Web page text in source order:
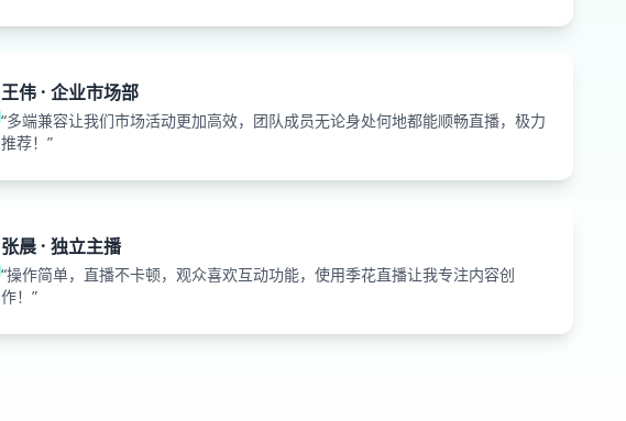
王伟 · 企业市场部
“多端兼容让我们市场活动更加高效，团队成员无论身处何地都能顺畅直播，极力
推荐！”
张晨 · 独立主播
“操作简单，直播不卡顿，观众喜欢互动功能，使用季花直播让我专注内容创
作！”